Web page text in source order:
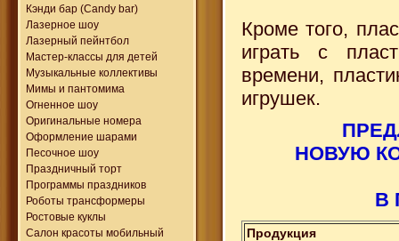
Кэнди бар (Candy bar)
Лазерное шоу
Лазерный пейнтбол
Мастер-классы для детей
Музыкальные коллективы
Мимы и пантомима
Огненное шоу
Оригинальные номера
Оформление шарами
Песочное шоу
Праздничный торт
Программы праздников
Роботы трансформеры
Ростовые куклы
Салон красоты мобильный
Кроме того,
играть с
времени,
игрушек.
НОВУЮ
В
Продукция